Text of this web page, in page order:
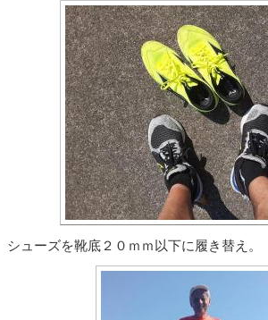
シューズを靴底２０ｍｍ以下に履き替え。